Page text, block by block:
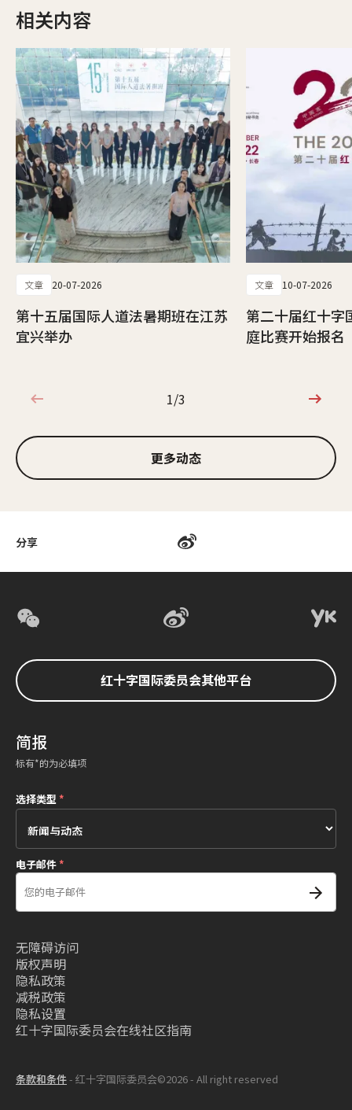
分享
相关内容
文章 20-07-2026
第十五届国际人道法暑期班在江苏
宜兴举办
文章 10-07-2026
第二十届红十字
庭比赛开始报名
1/3
1/3
更多动态
红十字国际委员会其他平台
简报
标有*的为必填项
选择类型*
电子邮件*
无障碍访问
版权声明
隐私政策
减税政策
隐私设置
红十字国际委员会在线社区指南
条款和条件- 红十字国际委员会©2026 - All right reserved